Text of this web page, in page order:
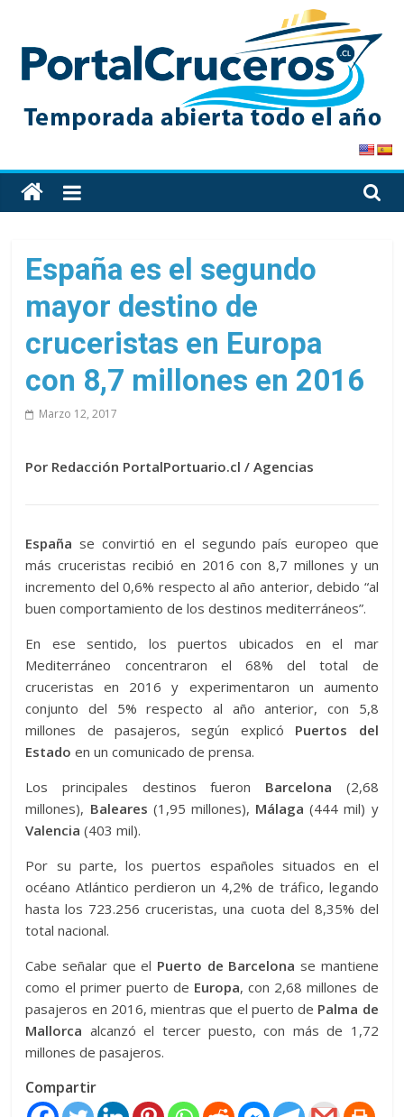
content
PortalCruceros
Toda
la
de
cruceros
en
un
solo
España es el segundo
mayor destino de
cruceristas en Europa
con 8,7 millones en 2016
Marzo 12, 2017
Por Redacción PortalPortuario.cl / Agencias
España se convirtió en el segundo país europeo que
más cruceristas recibió en 2016 con 8,7 millones y un
incremento del 0,6% respecto al año anterior, debido “al
buen comportamiento de los destinos mediterráneos”.
En ese sentido, los puertos ubicados en el mar
Mediterráneo concentraron el 68% del total de
cruceristas en 2016 y experimentaron un aumento
conjunto del 5% respecto al año anterior, con 5,8
millones de pasajeros, según explicó Puertos del
Estado en un comunicado de prensa.
Los principales destinos fueron Barcelona (2,68
millones), Baleares (1,95 millones), Málaga (444 mil) y
Valencia (403 mil).
Por su parte, los puertos españoles situados en el
océano Atlántico perdieron un 4,2% de tráfico, legando
hasta los 723.256 cruceristas, una cuota del 8,35% del
total nacional.
Cabe señalar que el Puerto de Barcelona se mantiene
como el primer puerto de Europa, con 2,68 millones de
pasajeros en 2016, mientras que el puerto de Palma de
Mallorca alcanzó el tercer puesto, con más de 1,72
millones de pasajeros.
Compartir